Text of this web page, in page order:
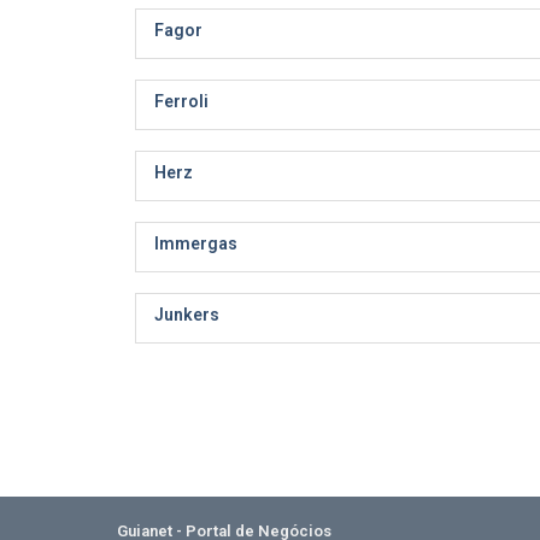
Fagor
Ferroli
Herz
Immergas
Junkers
Guianet - Portal de Negócios